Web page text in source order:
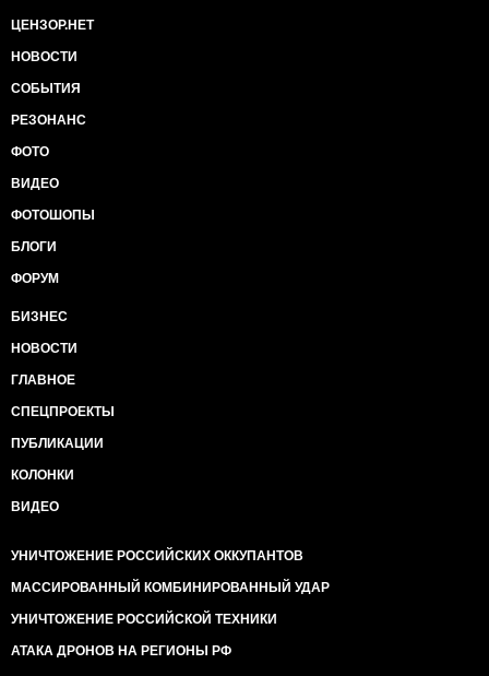
ЦЕНЗОР.НЕТ
НОВОСТИ
СОБЫТИЯ
РЕЗОНАНС
ФОТО
ВИДЕО
ФОТОШОПЫ
БЛОГИ
ФОРУМ
БИЗНЕС
НОВОСТИ
ГЛАВНОЕ
СПЕЦПРОЕКТЫ
ПУБЛИКАЦИИ
КОЛОНКИ
ВИДЕО
УНИЧТОЖЕНИЕ РОССИЙСКИХ ОККУПАНТОВ
МАССИРОВАННЫЙ КОМБИНИРОВАННЫЙ УДАР
УНИЧТОЖЕНИЕ РОССИЙСКОЙ ТЕХНИКИ
АТАКА ДРОНОВ НА РЕГИОНЫ РФ